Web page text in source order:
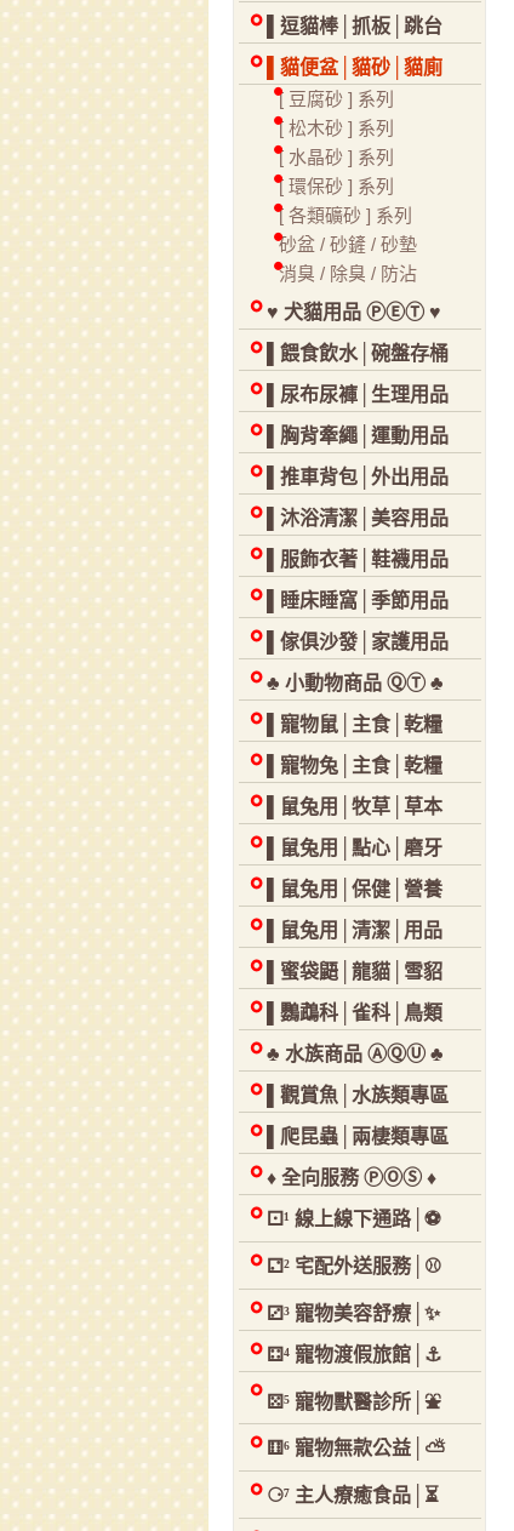
▌逗貓棒│抓板│跳台
▌貓便盆│貓砂│貓廁
[ 豆腐砂 ] 系列
[ 松木砂 ] 系列
[ 水晶砂 ] 系列
[ 環保砂 ] 系列
[ 各類礦砂 ] 系列
砂盆 / 砂鏟 / 砂墊
消臭 / 除臭 / 防沾
♥ 犬貓用品 ⓅⒺⓉ ♥
▌餵食飲水│碗盤存桶
▌尿布尿褲│生理用品
▌胸背牽繩│運動用品
▌推車背包│外出用品
▌沐浴清潔│美容用品
▌服飾衣著│鞋襪用品
▌睡床睡窩│季節用品
▌傢俱沙發│家護用品
♣ 小動物商品 ⓆⓉ ♣
▌寵物鼠│主食│乾糧
▌寵物兔│主食│乾糧
▌鼠兔用│牧草│草本
▌鼠兔用│點心│磨牙
▌鼠兔用│保健│營養
▌鼠兔用│清潔│用品
▌蜜袋鼯│龍貓│雪貂
▌鸚鵡科│雀科│鳥類
♣ 水族商品 ⒶⓆⓊ ♣
▌觀賞魚│水族類專區
▌爬昆蟲│兩棲類專區
♦ 全向服務 ⓅⓄⓈ ♦
⚀¹ 線上線下通路│⚽
⚁² 宅配外送服務│⚾
⚂³ 寵物美容舒療│✨
⚃⁴ 寵物渡假旅館│⚓
⚄⁵ 寵物獸醫診所│⛲
⚅⁶ 寵物無款公益│⛅
⚆⁷ 主人療癒食品│⏳